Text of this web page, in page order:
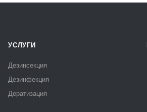
УСЛУГИ
Дезинсекция
Дезинфекция
Дератизация